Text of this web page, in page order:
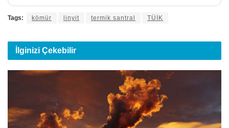
Tags: kömür linyit termik santral TÜİK
İlginizi Çekebilir